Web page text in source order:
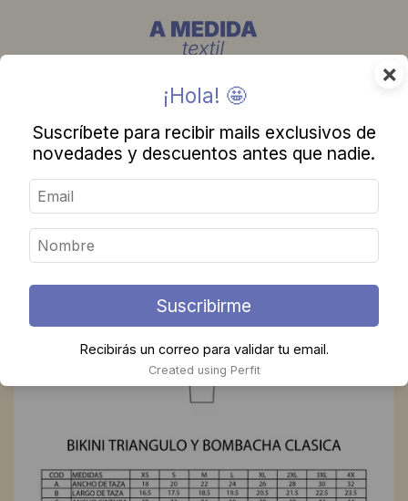
×
¡Hola! 🤩
Suscríbete para recibir mails exclusivos de
novedades y descuentos antes que nadie.
Suscribirme
Recibirás un correo para validar tu email.
Created using Perfit